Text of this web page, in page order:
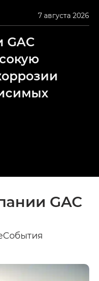
7 августа 2026
GAC
GAC
События